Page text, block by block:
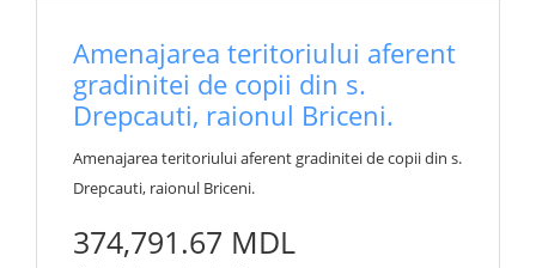
Amenajarea teritoriului aferent
gradinitei de copii din s.
Drepcauti, raionul Briceni.
Amenajarea teritoriului aferent gradinitei de copii din s.
Drepcauti, raionul Briceni.
374,791.67 MDL